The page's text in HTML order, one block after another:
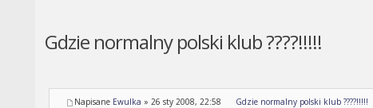
Gdzie normalny polski klub ????!!!!!
Napisane Ewulka » 26 sty 2008, 22:58 Gdzie normalny polski klub ????!!!!!